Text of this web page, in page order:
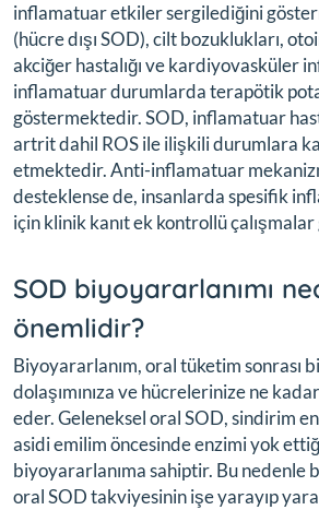
inflamatuar etkiler sergilediğini
(hücre dışı SOD), cilt bozuklukları,
akciğer hastalığı ve kardiyovasküler
inflamatuar durumlarda terapötik
göstermektedir. SOD, inflamatuar
artrit dahil ROS ile ilişkili durumlara
etmektedir. Anti-inflamatuar
desteklense de, insanlarda spesifik
için klinik kanıt ek kontrollü
SOD biyoyararlanımı
önemlidir?
Biyoyararlanım, oral tüketim sonrası
dolaşımınıza ve hücrelerinize ne
eder. Geleneksel oral SOD, sindirim
asidi emilim öncesinde enzimi yok
biyoyararlanıma sahiptir. Bu nedenle
oral SOD takviyesinin işe yarayıp